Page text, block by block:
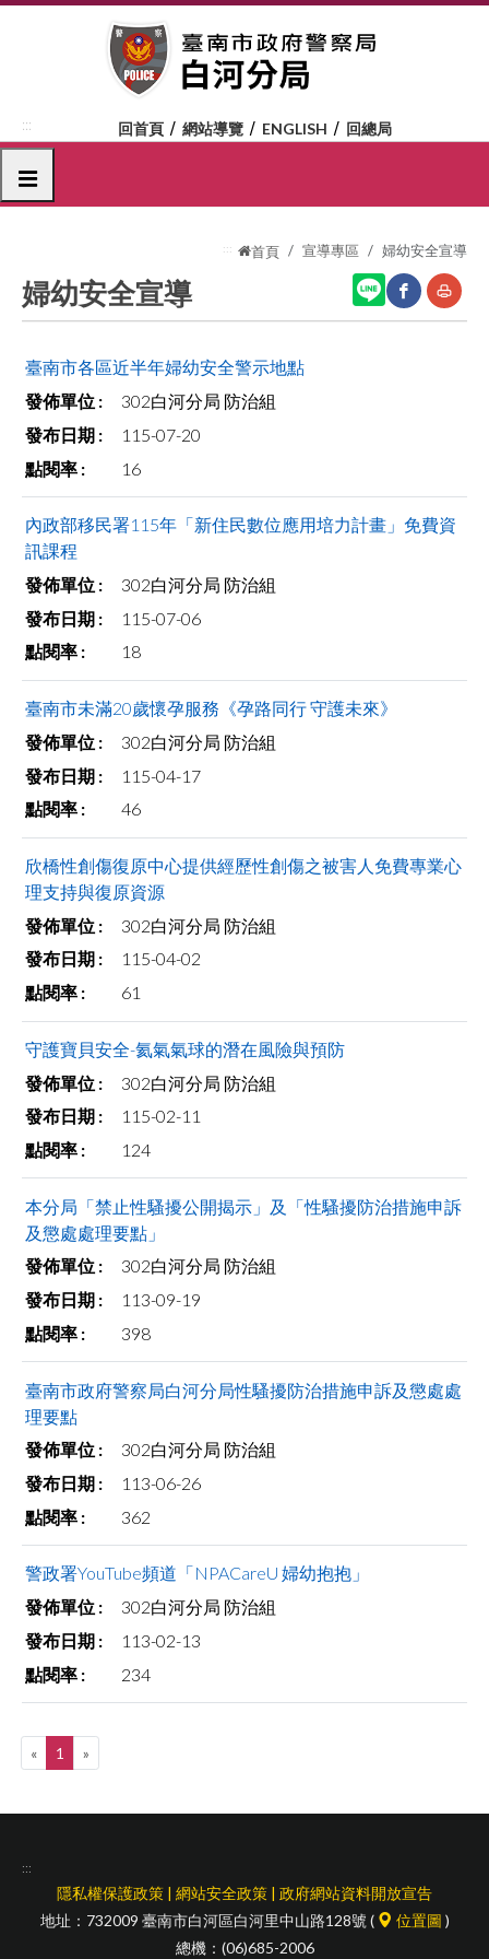
跳
容
塊
::: 回首頁 網站導覽 ENGLISH 回總局
選單
::: 首頁 宣導專區 婦幼安全宣導
婦幼安全宣導
facebook
臺南市各區近半年婦幼安全警示地點
302白河分局 防治組
115-07-20
16
內政部移民署115年「新住民數位應用培力計畫」免費資
訊課程
302白河分局 防治組
115-07-06
18
臺南市未滿20歲懷孕服務《孕路同行 守護未來》
302白河分局 防治組
115-04-17
46
欣橋性創傷復原中心提供經歷性創傷之被害人免費專業心
理支持與復原資源
302白河分局 防治組
115-04-02
61
守護寶貝安全-氦氣氣球的潛在風險與預防
302白河分局 防治組
115-02-11
124
本分局「禁止性騷擾公開揭示」及「性騷擾防治措施申訴
及懲處處理要點」
302白河分局 防治組
113-09-19
398
臺南市政府警察局白河分局性騷擾防治措施申訴及懲處處
理要點
302白河分局 防治組
113-06-26
362
警政署YouTube頻道「NPACareU 婦幼抱抱」
302白河分局 防治組
113-02-13
234
« 1 »
:::
隱私權保護政策 | 網站安全政策 | 政府網站資料開放宣告
地址：732009 臺南市白河區白河里中山路128號 (
位置圖 )
總機：(06)685-2006